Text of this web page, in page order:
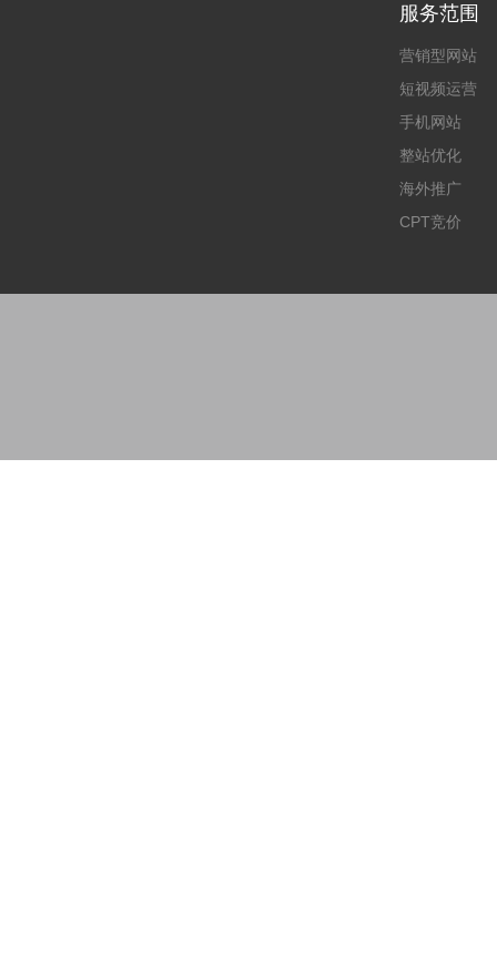
服务范围
营销型网站
短视频运营
手机网站
整站优化
海外推广
CPT竞价